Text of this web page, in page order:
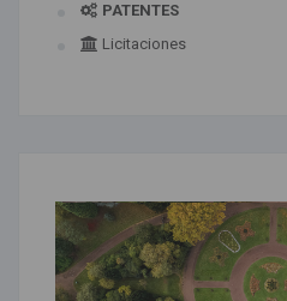
PATENTES
Licitaciones